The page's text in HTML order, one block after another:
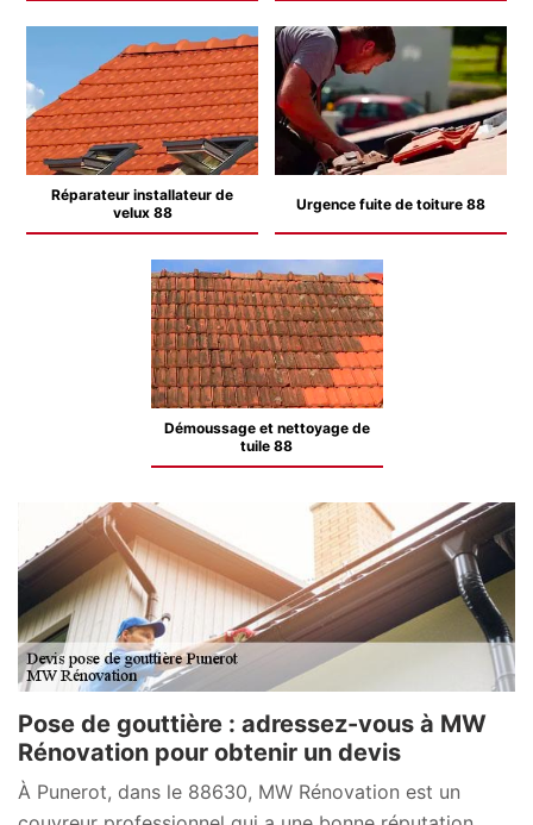
Réparateur installateur de
velux 88
Urgence fuite de toiture 88
Démoussage et nettoyage de
tuile 88
Pose de gouttière : adressez-vous à MW
Rénovation pour obtenir un devis
À Punerot, dans le 88630, MW Rénovation est un